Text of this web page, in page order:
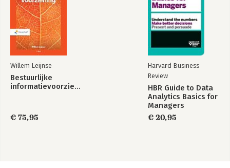
Willem Leijnse
Bestuurlijke
informatievoorziening
€ 75,95
Harvard Business
Review
HBR Guide to Data
Analytics Basics for
Managers
€ 20,95